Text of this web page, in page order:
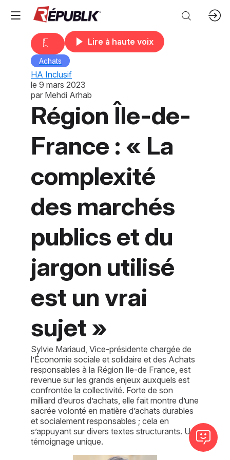
Lire à haute voix
Achats
HA Inclusif
le 9 mars 2023
par Mehdi Arhab
Région Île-de-
France : « La
complexité
des marchés
publics et du
jargon utilisé
est un vrai
sujet »
Sylvie Mariaud, Vice-présidente chargée de
l’Économie sociale et solidaire et des Achats
responsables à la Région Ile-de France, est
revenue sur les grands enjeux auxquels est
confrontée la collectivité. Forte de son
milliard d’euros d’achats, elle fait montre d’une
sacrée volonté en matière d’achats durables
et socialement responsables ; cela en
s’appuyant sur divers textes structurants. Un
témoignage unique.